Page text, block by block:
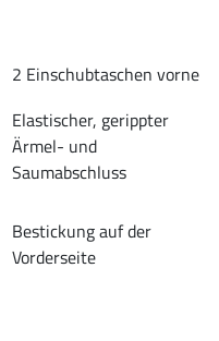
2 Einschubtaschen vorne
Elastischer, gerippter
Ärmel- und
Saumabschluss
Bestickung auf der
Vorderseite